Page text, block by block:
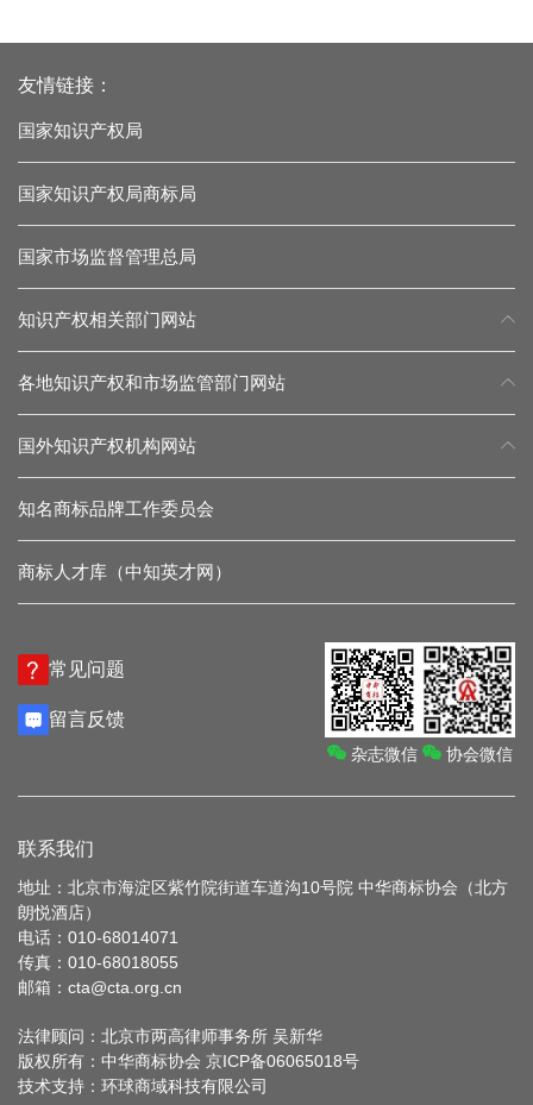
友情链接：
国家知识产权局
国家知识产权局商标局
国家市场监督管理总局
知识产权相关部门网站
各地知识产权和市场监管部门网站
国外知识产权机构网站
知名商标品牌工作委员会
商标人才库（中知英才网）
联系我们
地址：北京市海淀区紫竹院街道车道沟10号院 中华商标协会（北方
朗悦酒店）
电话：010-68014071
传真：010-68018055
邮箱：cta@cta.org.cn
法律顾问：北京市两高律师事务所 吴新华
版权所有：中华商标协会 京ICP备06065018号
技术支持： 环球商域科技有限公司
协会微信
杂志微信
常见问题
留言反馈